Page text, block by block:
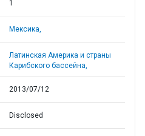
1
Мексика,
Латинская Америка и страны
Карибского бассейна,
2013/07/12
Disclosed